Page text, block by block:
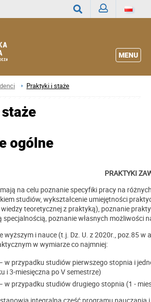
MENU
Praktyki i staże
ogólne
PRAKTYKI
na celu poznanie specyfiki pracy na
studiów, wykształcenie umiejętności
teoretycznej z praktyką), poznanie
specjalnością, poznanie własnych
wyższym i nauce (t.j. Dz. U. z 2020r., poz.85
w wymiarze co najmniej:
w przypadku studiów pierwszego stopnia i
i 3-miesięczna po V semestrze)
w przypadku studiów drugiego stopnia (1 -